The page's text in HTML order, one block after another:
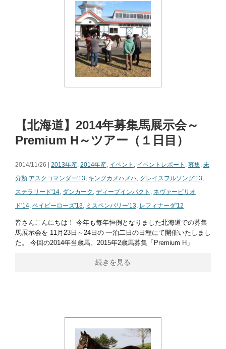
【北海道】2014年募集馬展示会～
Premium H～ツアー（１日目）
2014/11/26 | 2013年産, 2014年産, イベント , イベントレポート , 募集, 未
分類 アスクコマンダー'13, キングカメハメハ, グレイスフルソング'13,
ステラリード'14, ダンカーク , ディープインパクト , ネヴァーピリオ
ド'14, ベイビーローズ'13, ミスペンバリー'13, レフィナーダ'12
皆さんこんにちは！ 今年も毎年恒例となりました北海道での募集
馬展示会を 11月23日～24日の 一泊二日の日程にて開催いたしまし
た。 今回の2014年当歳馬、2015年2歳馬募集「Premium H」
続きを見る